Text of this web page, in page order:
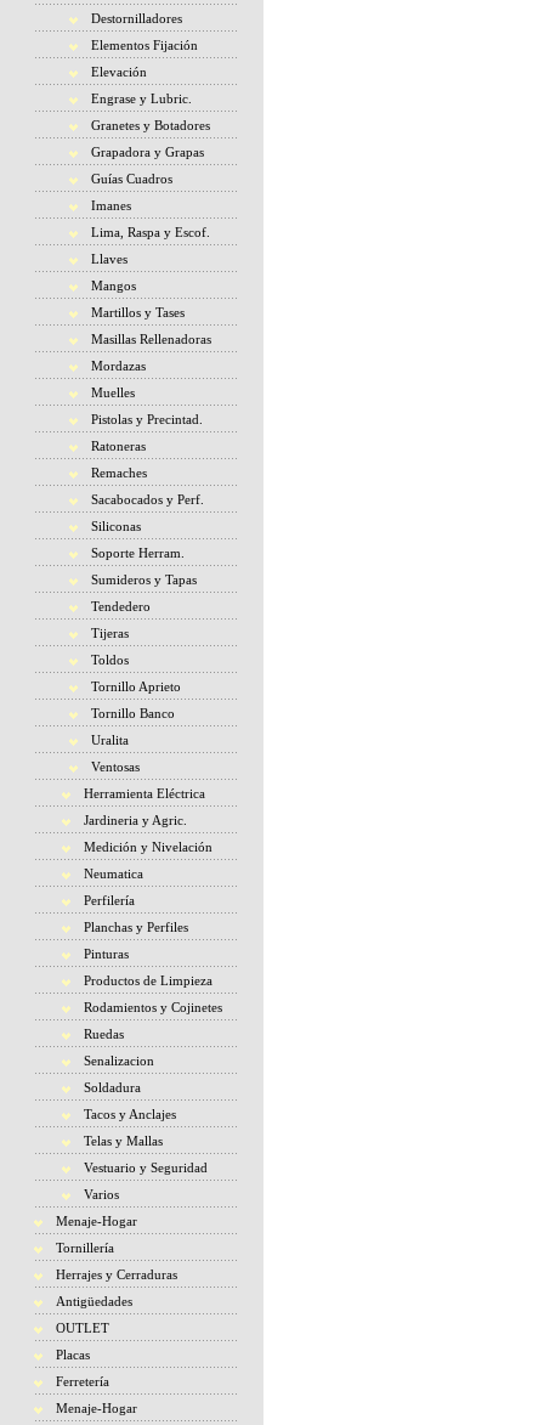
Destornilladores
Elementos Fijación
Elevación
Engrase y Lubric.
Granetes y Botadores
Grapadora y Grapas
Guías Cuadros
Imanes
Lima, Raspa y Escof.
Llaves
Mangos
Martillos y Tases
Masillas Rellenadoras
Mordazas
Muelles
Pistolas y Precintad.
Ratoneras
Remaches
Sacabocados y Perf.
Siliconas
Soporte Herram.
Sumideros y Tapas
Tendedero
Tijeras
Toldos
Tornillo Aprieto
Tornillo Banco
Uralita
Ventosas
Herramienta Eléctrica
Jardineria y Agric.
Medición y Nivelación
Neumatica
Perfilería
Planchas y Perfiles
Pinturas
Productos de Limpieza
Rodamientos y Cojinetes
Ruedas
Senalizacion
Soldadura
Tacos y Anclajes
Telas y Mallas
Vestuario y Seguridad
Varios
Menaje-Hogar
Tornillería
Herrajes y Cerraduras
Antigüedades
OUTLET
Placas
Ferretería
Menaje-Hogar